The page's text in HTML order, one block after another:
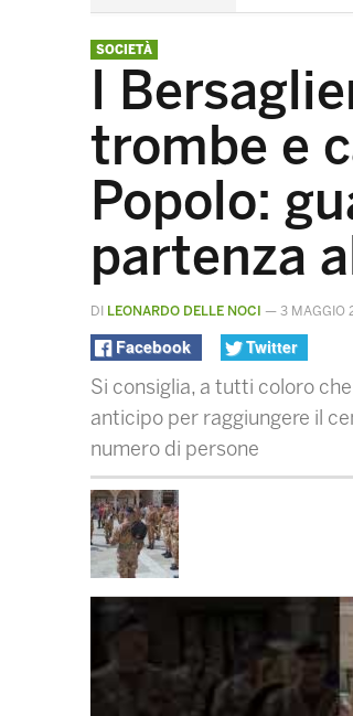
ricostruzione
SOCIETÀ
I
trombe e
Popolo:
partenza
DI LEONARDO DELLE NOCI — 3 MAGGIO
Facebook Twitter
Si consiglia, a tutti coloro
anticipo per raggiungere il
numero di persone